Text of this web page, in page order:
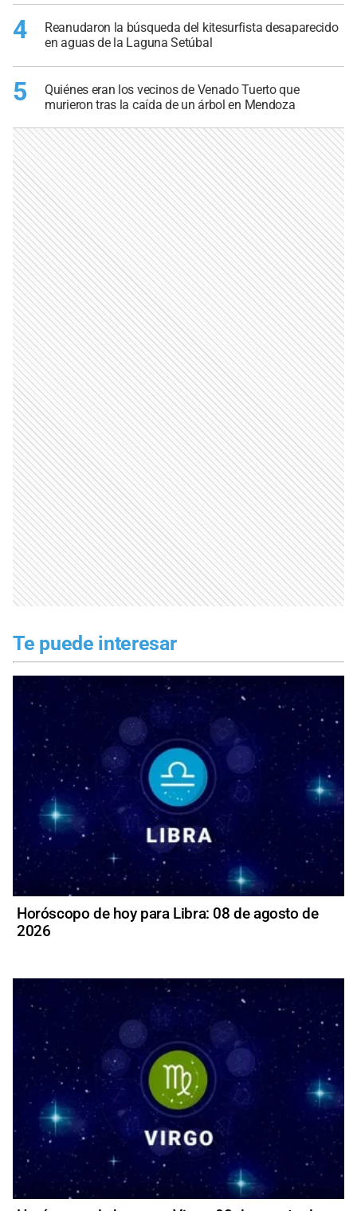
4
Reanudaron la búsqueda del kitesurfista desaparecido
en aguas de la Laguna Setúbal
5
Quiénes eran los vecinos de Venado Tuerto que
murieron tras la caída de un árbol en Mendoza
Te puede interesar
Horóscopo de hoy para Libra: 08 de agosto de
2026